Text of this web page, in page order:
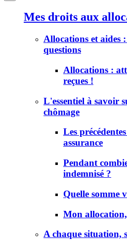
Mes droits aux
Allocations et aides :
questions
Allocations :
reçues !
L'essentiel à savoir
chômage
Les
assurance
Pendant
indemnisé ?
Quelle somme
Mon allocation,
A chaque situation,